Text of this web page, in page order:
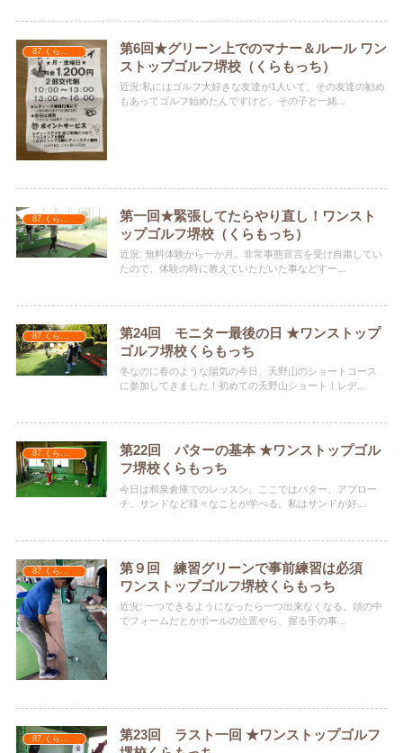
87.くらもっち
第6回★グリーン上でのマナー＆ルール ワン
ストップゴルフ堺校（くらもっち）
近況:私にはゴルフ大好きな友達が1人いて、その友達の勧め
もあってゴルフ始めたんですけど。その子と一緒...
第一回★緊張してたらやり直し！ワンスト
ップゴルフ堺校（くらもっち）
近況: 無料体験から一か月。非常事態宣言を受け自粛してい
たので、体験の時に教えていただいた事などすー...
87.くらもっち
第24回 モニター最後の日 ★ワンストップ
ゴルフ堺校くらもっち
冬なのに春のような陽気の今日、天野山のショートコース
に参加してきました！初めての天野山ショート！レデ...
87.くらもっち
第22回 パターの基本 ★ワンストップゴル
フ堺校くらもっち
今日は和泉倉庫でのレッスン。ここではパター、アプロー
チ、サンドなど様々なことが学べる。私はサンドが好...
第９回 練習グリーンで事前練習は必須
ワンストップゴルフ堺校くらもっち
近況: 一つできるようになったら一つ出来なくなる。頭の中
でフォームだとかボールの位置やら、握る手の事...
第23回 ラスト一回 ★ワンストップゴルフ